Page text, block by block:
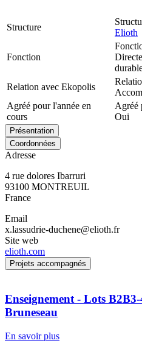
Structure
Elioth
Fonction
Relation avec Ekopolis
Agréé pour l'année en
cours
Agréé
Oui
Présentation
Coordonnées
Adresse
4 rue dolores Ibarruri
93100 MONTREUIL
France
Email
x.lassudrie-duchene@elioth.fr
Site web
elioth.com
Projets accompagnés
Enseignement - Lots
Bruneseau
En savoir plus